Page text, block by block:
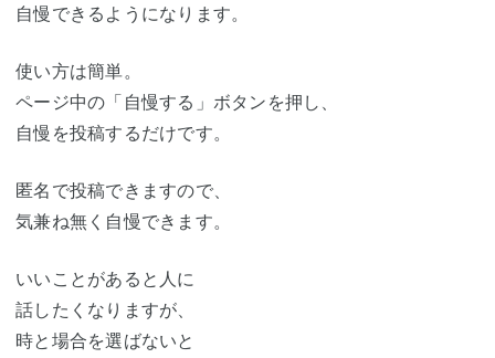
自慢できるようになります。
使い方は簡単。
ページ中の「自慢する」ボタンを押し、
自慢を投稿するだけです。
匿名で投稿できますので、
気兼ね無く自慢できます。
いいことがあると人に
話したくなりますが、
時と場合を選ばないと